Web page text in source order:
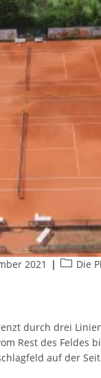
2021
Beitrags-
Die
durch drei
Rest des Feldes
auf der